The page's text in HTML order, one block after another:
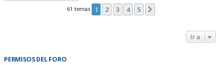
61 temas 1 2 3 4 5
Ir a
PERMISOS DEL FORO